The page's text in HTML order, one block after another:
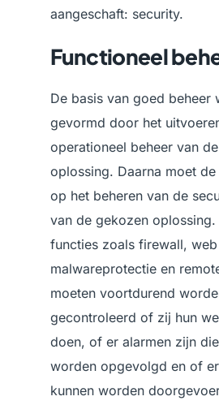
aangeschaft: security.
Functioneel
De basis van goed beheer
gevormd door het
operationeel beheer van
oplossing. Daarna moet
op het beheren van de
van de gekozen oplossing.
functies zoals firewall,
malwareprotectie en
moeten voortdurend
gecontroleerd of zij hun
doen, of er alarmen zijn
worden opgevolgd en of
kunnen worden